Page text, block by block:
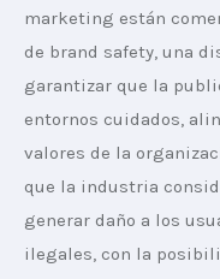
marketing están
de brand safety, una
garantizar que la
entornos cuidados,
valores de la
que la industria
generar daño a los
ilegales, con la